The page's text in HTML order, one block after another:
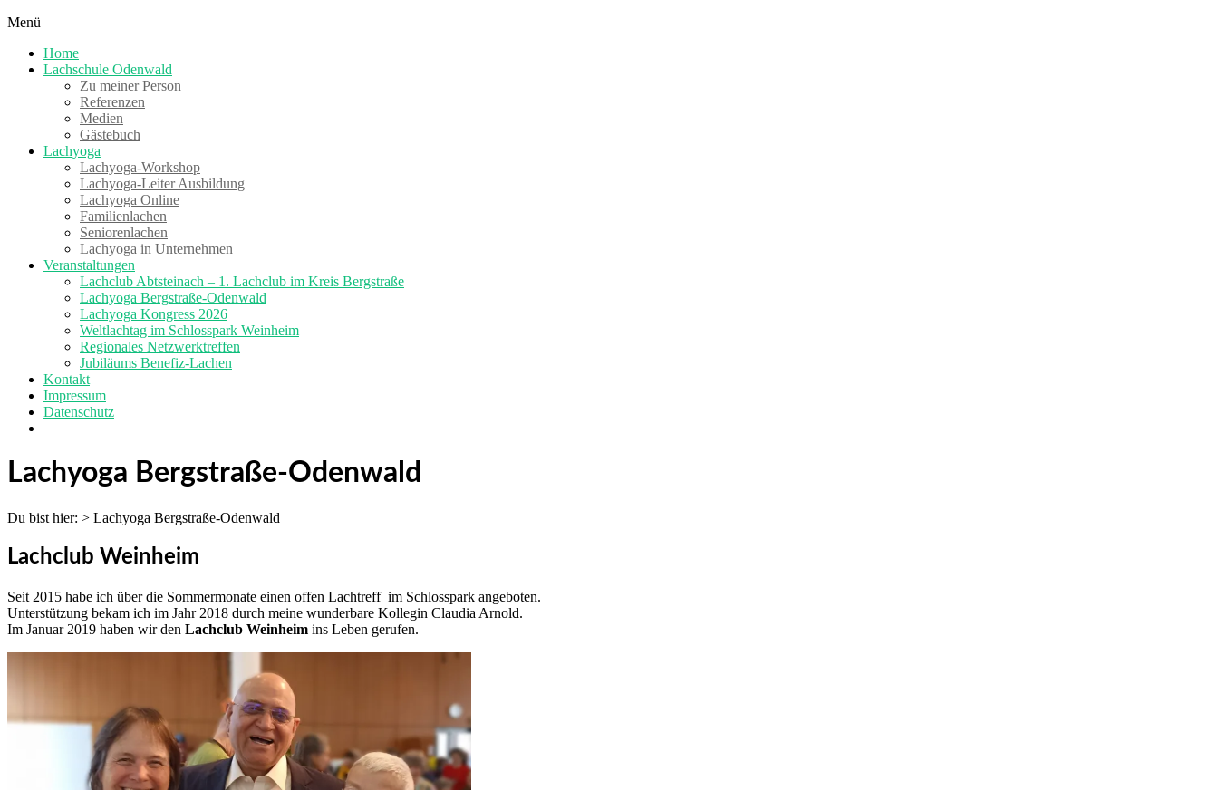
Skip
content
schon
gelacht?
Menü
Home
Lachschule Odenwald
Zu meiner Person
Referenzen
Medien
Gästebuch
Lachyoga
Lachyoga-Workshop
Lachyoga-Leiter Ausbildung
Lachyoga Online
Familienlachen
Seniorenlachen
Lachyoga in Unternehmen
Veranstaltungen
Lachclub Abtsteinach – 1. Lachclub im Kreis Bergstraße
Lachyoga Bergstraße-Odenwald
Lachyoga Kongress 2026
Weltlachtag im Schlosspark Weinheim
Regionales Netzwerktreffen
Jubiläums Benefiz-Lachen
Kontakt
Impressum
Datenschutz
Lachyoga Bergstraße-Odenwald
Du bist hier: > Lachyoga Bergstraße-Odenwald
Lachclub Weinheim
Seit 2015 habe ich über die Sommermonate einen offen Lachtreff im Schlosspark angeboten.
Unterstützung bekam ich im Jahr 2018 durch meine wunderbare Kollegin Claudia Arnold.
Im Januar 2019 haben wir den Lachclub Weinheim ins Leben gerufen.